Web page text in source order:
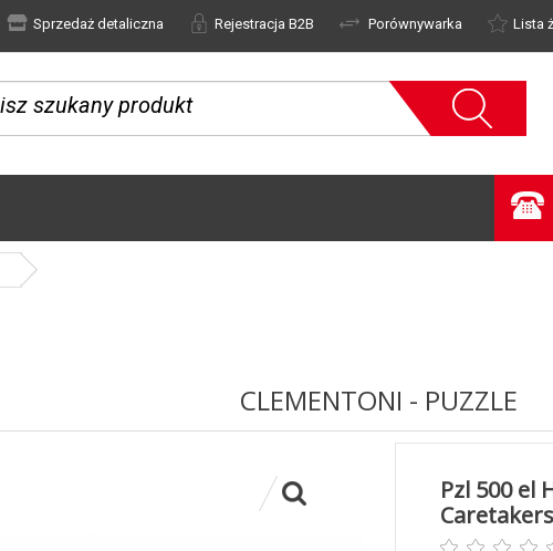
Sprzedaż detaliczna Rejestracja B2B Porównywarka Lista
CLEMENTONI - PUZZLE
Pzl 500 el
Caretakers